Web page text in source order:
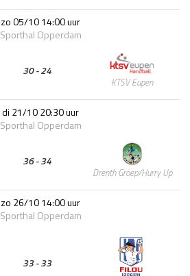
zo 05/10 14:00 uur
Sporthal Opperdam
30 - 24
KTSV Eupen
di 21/10 20:30 uur
Sporthal Opperdam
36 - 34
Drenth Groep/Hurry Up
zo 26/10 14:00 uur
Sporthal Opperdam
33 - 33